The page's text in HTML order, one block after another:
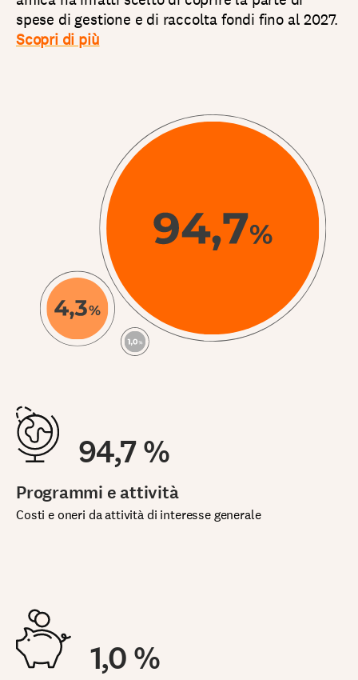
spese di gestione e di raccolta fondi fino al 2027.
Scopri di più
94,7 %
Programmi e attività
Costi e oneri da attività di interesse generale
1,0 %